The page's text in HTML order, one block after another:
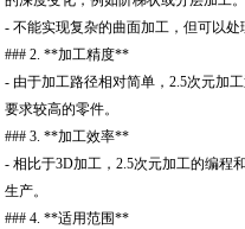
- 不能实现复杂的曲面加工，但可以处
### 2. **加工精度**
- 由于加工路径相对简单，2.5次元加
要求较高的零件。
### 3. **加工效率**
- 相比于3D加工，2.5次元加工的编程
生产。
### 4. **适用范围**